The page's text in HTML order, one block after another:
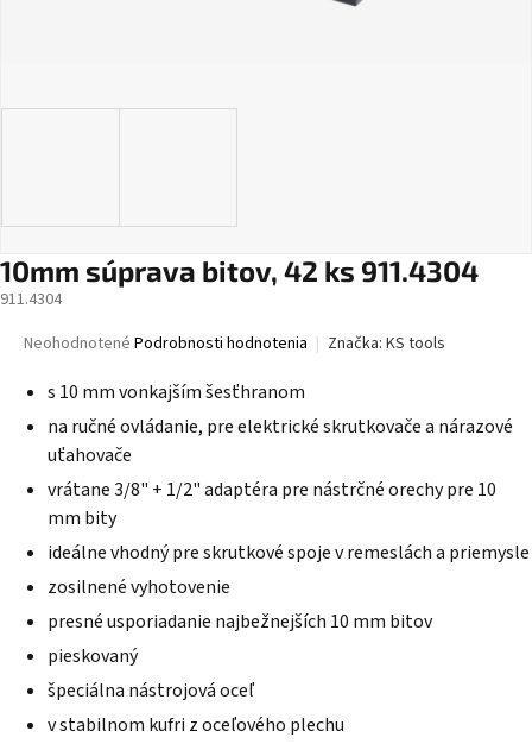
10mm súprava bitov, 42 ks 911.4304
911.4304
Priemerné
produktu
0,0
hviezdičiek.
Neohodnotené Podrobnosti hodnotenia Značka: KS tools
s 10 mm vonkajším šesťhranom
na ručné ovládanie, pre elektrické skrutkovače a nárazové
uťahovače
vrátane 3/8" + 1/2" adaptéra pre nástrčné orechy pre 10
mm bity
ideálne vhodný pre skrutkové spoje v remeslách a priemysle
zosilnené vyhotovenie
presné usporiadanie najbežnejších 10 mm bitov
pieskovaný
špeciálna nástrojová oceľ
v stabilnom kufri z oceľového plechu